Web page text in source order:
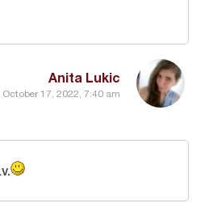
Anita Lukic
October 17, 2022, 7:40 am